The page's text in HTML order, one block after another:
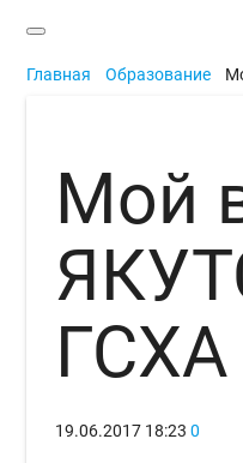
Главная Образование
Мой
ГСХА
19.06.2017 18:23 0